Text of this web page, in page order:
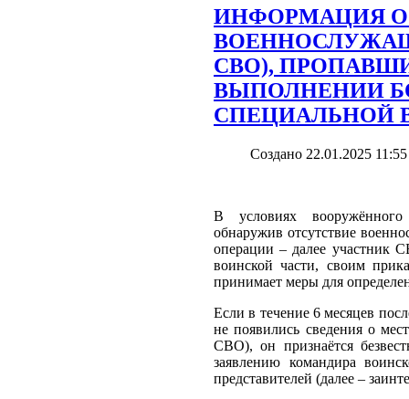
ИНФОРМАЦИЯ О
СВО),
ВЫПОЛНЕНИИ
СПЕЦИАЛЬНОЙ
Создано 22.01.2025 11:55
В условиях
обнаружив отсутствие
операции – далее участник
воинской части, своим
принимает меры для
Если в течение 6 месяцев
не появились сведения о
СВО), он признаётся
заявлению командира
представителей (далее –